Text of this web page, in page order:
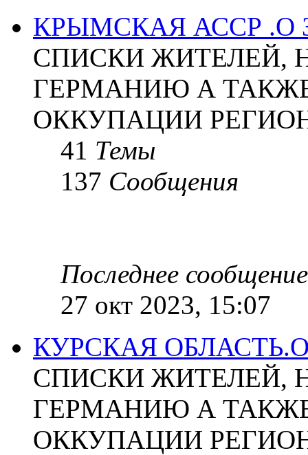
КРЫМСКАЯ АССР .О
СПИСКИ ЖИТЕЛЕЙ,
ГЕРМАНИЮ А
ОККУПАЦИИ
41 Темы
137 Сообщения
Последнее сообщение
27 окт 2023, 15:07
КУРСКАЯ
СПИСКИ ЖИТЕЛЕЙ,
ГЕРМАНИЮ А
ОККУПАЦИИ